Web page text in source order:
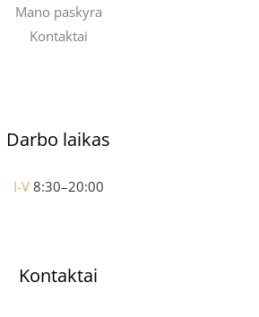
Mano paskyra
Kontaktai
Darbo laikas
I-V 8:30–20:00
Kontaktai